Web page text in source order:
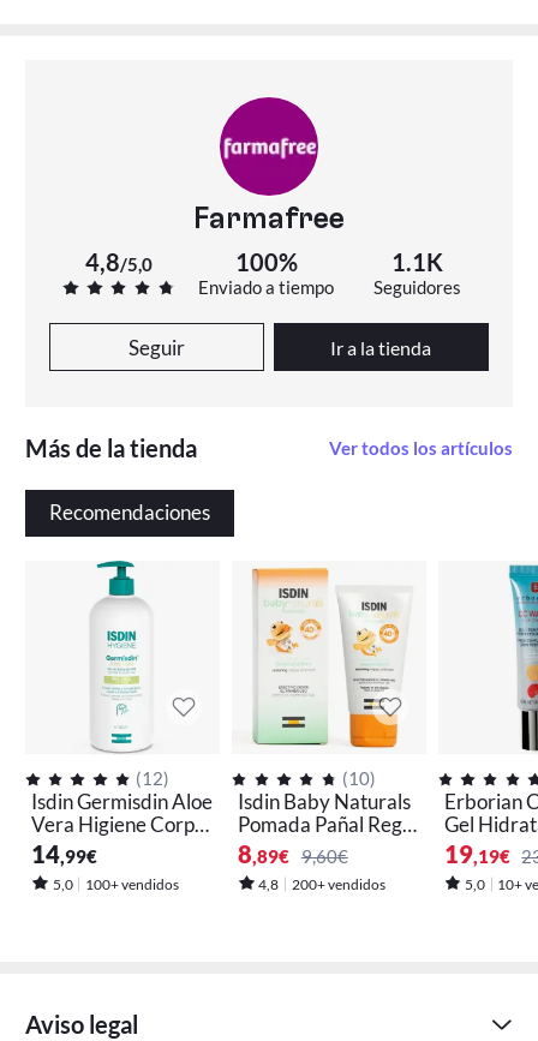
Farmafree
4,8/5,0 100%
Enviado a tiempo
1.1K
Seguidores
Seguir Ir a la tienda
Más de la tienda Ver todos los artículos
Recomendaciones
(12)
Isdin Germisdin Aloe
Vera Higiene Corpo
ral Piel Seca 1 Litro
14 ,99€
5,0 100+ vendidos
(10)
Isdin Baby Naturals
Pomada Pañal Rege
neradora Piel Sensib
le ZN40 50 ml
8 ,89€ 9,60€
4,8 200+ vendidos
Erborian
Gel
ligero
rado 15 ml
19,19€
5,0 10+
Aviso legal